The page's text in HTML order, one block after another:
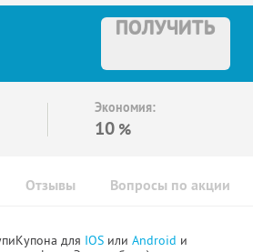
ПОЛУЧИТЬ
Экономия:
10 %
Отзывы Вопросы по акции
для IOS или Android и